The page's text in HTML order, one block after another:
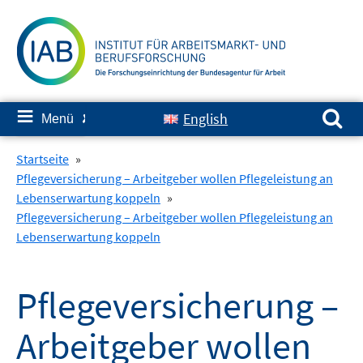
zum
Inhalt
≡ Menü ✘ English
Suchen nach:
Startseite »
Pflegeversicherung – Arbeitgeber wollen Pflegeleistung an
Lebenserwartung koppeln »
Pflegeversicherung – Arbeitgeber wollen Pflegeleistung an
Lebenserwartung koppeln
Pflegeversicherung –
Arbeitgeber wollen